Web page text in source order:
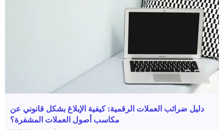
دليل ضرائب العملات الرقمية: كيفية الإبلاغ بشكل قانوني عن
مكاسب أصول العملات المشفرة؟